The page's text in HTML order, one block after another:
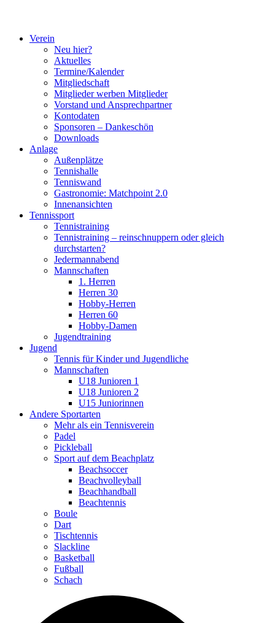
Verein
Neu hier?
Aktuelles
Termine/Kalender
Mitgliedschaft
Mitglieder werben Mitglieder
Vorstand und Ansprechpartner
Kontodaten
Sponsoren – Dankeschön
Downloads
Anlage
Außenplätze
Tennishalle
Tenniswand
Gastronomie: Matchpoint 2.0
Innenansichten
Tennissport
Tennistraining
Tennistraining – reinschnuppern oder gleich
durchstarten?
Jedermannabend
Mannschaften
1. Herren
Herren 30
Hobby-Herren
Herren 60
Hobby-Damen
Jugendtraining
Jugend
Tennis für Kinder und Jugendliche
Mannschaften
U18 Junioren 1
U18 Junioren 2
U15 Juniorinnen
Andere Sportarten
Mehr als ein Tennisverein
Padel
Pickleball
Sport auf dem Beachplatz
Beachsoccer
Beachvolleyball
Beachhandball
Beachtennis
Boule
Dart
Tischtennis
Slackline
Basketball
Fußball
Schach